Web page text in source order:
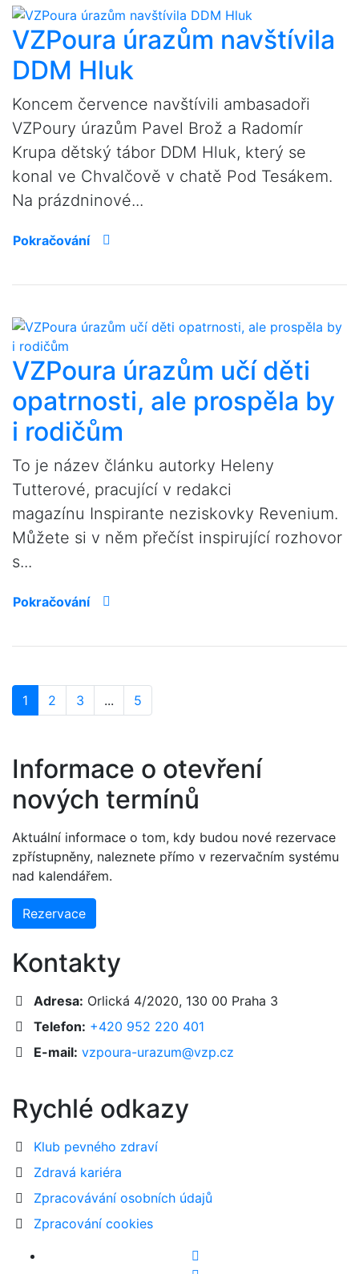
VZPoura úrazům navštívila
DDM Hluk
Koncem července navštívili ambasadoři
VZPoury úrazům Pavel Brož a Radomír
Krupa dětský tábor DDM Hluk, který se
konal ve Chvalčově v chatě Pod Tesákem.
Na prázdninové...
Pokračování
VZPoura úrazům učí děti
opatrnosti, ale prospěla by
i rodičům
To je název článku autorky Heleny
Tutterové, pracující v redakci
magazínu Inspirante neziskovky Revenium.
Můžete si v něm přečíst inspirující rozhovor
s...
Pokračování
1 2 3 ... 5
Informace o otevření
nových termínů
Aktuální informace o tom, kdy budou nové rezervace
zpřístupněny, naleznete přímo v rezervačním systému
nad kalendářem.
Rezervace
Kontakty
Adresa: Orlická 4/2020, 130 00 Praha 3
Telefon: +420 952 220 401
E-mail: vzpoura-urazum@vzp.cz
Rychlé odkazy
Klub pevného zdraví
Zdravá kariéra
Zpracovávání osobních údajů
Zpracování cookies